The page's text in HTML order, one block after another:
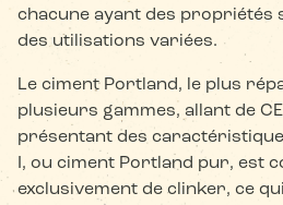
chacune ayant des propriétés
des utilisations variées.
Le ciment Portland, le plus
plusieurs gammes, allant de
présentant des
I, ou ciment Portland pur, est
exclusivement de clinker, ce